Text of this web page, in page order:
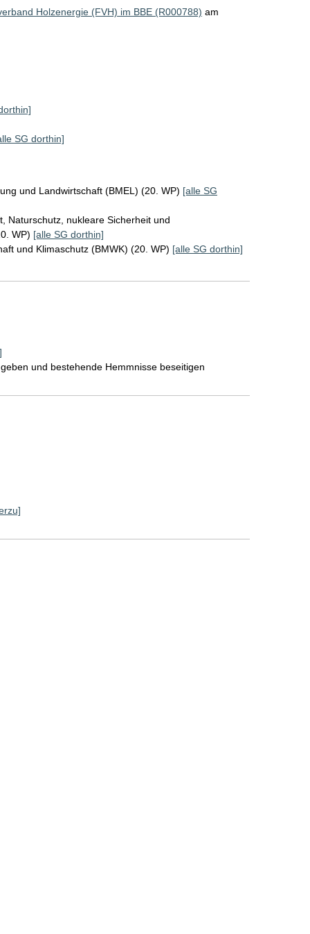
Holzenergie (FVH) im BBE (R000788) am
SG dorthin]
und Landwirtschaft (BMEL) (20. WP) [alle SG
Naturschutz, nukleare Sicherheit und
WP) [alle SG dorthin]
und Klimaschutz (BMWK) (20. WP) [alle SG dorthin]
und bestehende Hemmnisse beseitigen